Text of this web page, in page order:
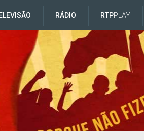
RÁDIO RTPPLAY